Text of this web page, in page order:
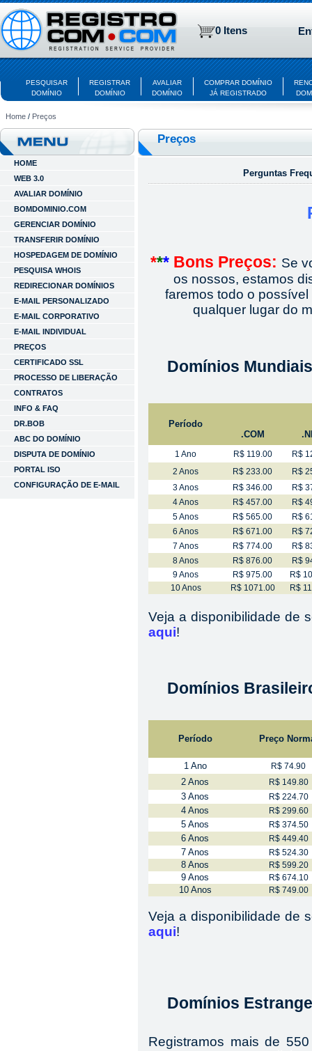
0 Itens
PESQUISAR
DOMÍNIO
REGISTRAR
DOMÍNIO
AVALIAR
DOMÍNIO
COMPRAR DOMÍNIO
JÁ REGISTRADO
Home / Preços
HOME
WEB 3.0
AVALIAR DOMÍNIO
BOMDOMINIO.COM
GERENCIAR DOMÍNIO
TRANSFERIR DOMÍNIO
HOSPEDAGEM DE DOMÍNIO
PESQUISA WHOIS
REDIRECIONAR DOMÍNIOS
E-MAIL PERSONALIZADO
E-MAIL CORPORATIVO
E-MAIL INDIVIDUAL
PREÇOS
CERTIFICADO SSL
PROCESSO DE LIBERAÇÃO
CONTRATOS
INFO & FAQ
DR.BOB
ABC DO DOMÍNIO
DISPUTA DE DOMÍNIO
PORTAL ISO
CONFIGURAÇÃO DE E-MAIL
Preços
Perguntas
*** Bons Preços: Se
os nossos, estamos
faremos todo o
qualquer lugar do
Domínios Mundiais
Período
.COM
1 Ano R$ 119.00
R$
2 Anos
R$ 233.00
R$
3 Anos
R$ 346.00
R$
4 Anos
R$ 457.00
R$
5 Anos
R$ 565.00
R$
6 Anos
R$ 671.00
R$
7 Anos
R$ 774.00
R$
8 Anos
R$ 876.00
R$
9 Anos
R$ 975.00
R$
10 Anos
R$ 1071.00 R$
Veja a disponibilidade de
aqui!
Domínios
Período Preço
1 Ano R$ 74.90
2 Anos R$ 149.80
3 Anos R$ 224.70
4 Anos R$ 299.60
5 Anos R$ 374.50
6 Anos R$ 449.40
7 Anos R$ 524.30
8 Anos R$ 599.20
9 Anos R$ 674.10
10 Anos R$ 749.00
Veja a disponibilidade de
aqui!
Domínios
Registramos mais de